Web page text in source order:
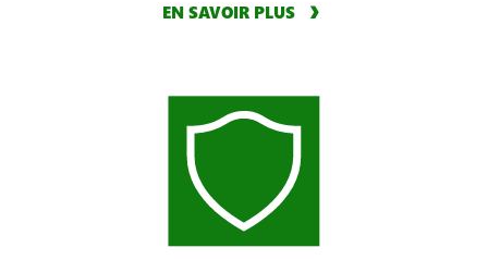
EN SAVOIR PLUS